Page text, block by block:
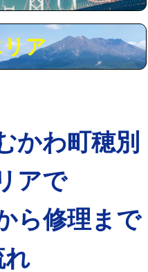
ア
かわ町穂別
アで
ら修理まで
れ